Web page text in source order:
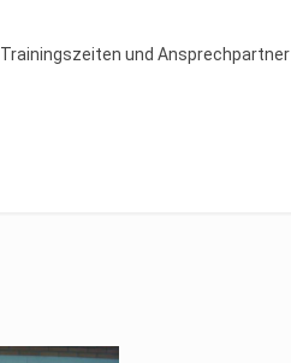
Trainingszeiten und Ansprechpartner